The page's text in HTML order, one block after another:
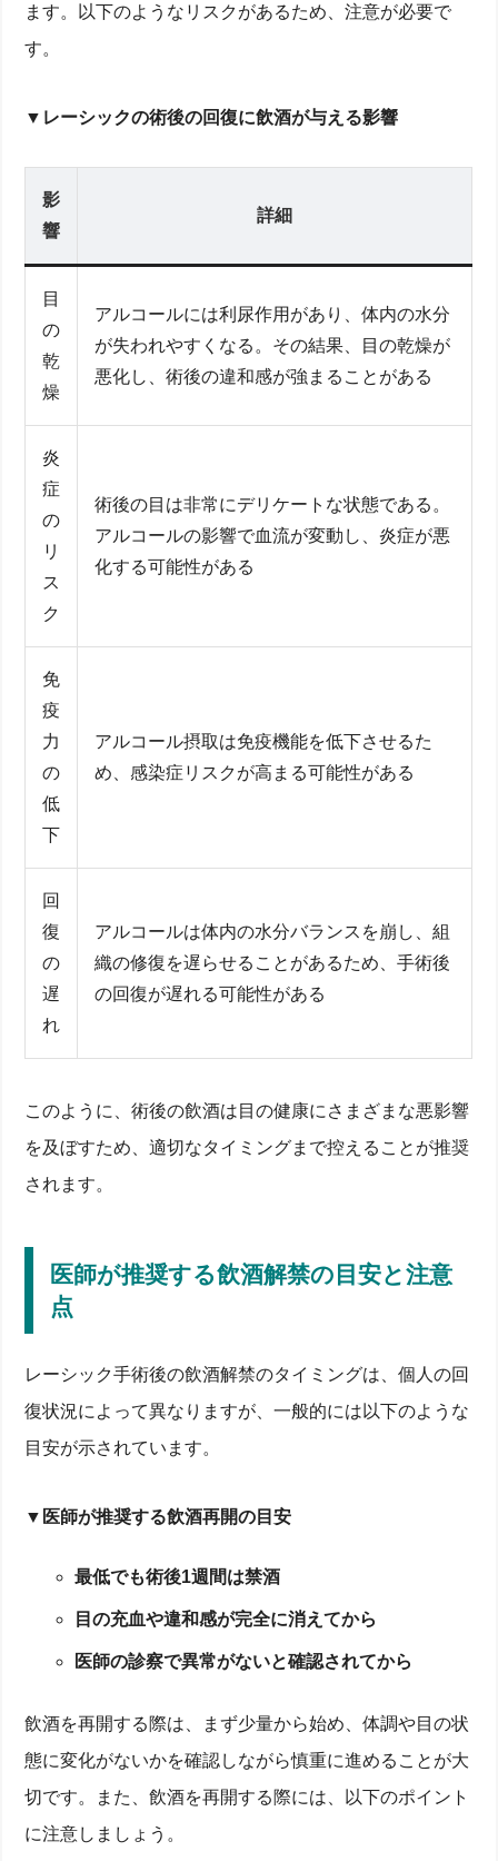
ます。以下のようなリスクがあるため、注意が必要で
す。
▼レーシックの術後の回復に飲酒が与える影響
影
響
詳細
目
の
乾
燥
アルコールには利尿作用があり、体内の水分
が失われやすくなる。その結果、目の乾燥が
悪化し、術後の違和感が強まることがある
炎
症
の
リ
ス
ク
術後の目は非常にデリケートな状態である。
アルコールの影響で血流が変動し、炎症が悪
化する可能性がある
免
疫
力
の
低
下
アルコール摂取は免疫機能を低下させるた
め、感染症リスクが高まる可能性がある
回
復
の
遅
れ
アルコールは体内の水分バランスを崩し、組
織の修復を遅らせることがあるため、手術後
の回復が遅れる可能性がある
このように、術後の飲酒は目の健康にさまざまな悪影響
を及ぼすため、適切なタイミングまで控えることが推奨
されます。
医師が推奨する飲酒解禁の目安と注意
点
レーシック手術後の飲酒解禁のタイミングは、個人の回
復状況によって異なりますが、一般的には以下のような
目安が示されています。
▼医師が推奨する飲酒再開の目安
最低でも術後1週間は禁酒
目の充血や違和感が完全に消えてから
医師の診察で異常がないと確認されてから
飲酒を再開する際は、まず少量から始め、体調や目の状
態に変化がないかを確認しながら慎重に進めることが大
切です。また、飲酒を再開する際には、以下のポイント
に注意しましょう。